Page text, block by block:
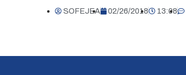
SOFEJEA 02/26/2018 13:08